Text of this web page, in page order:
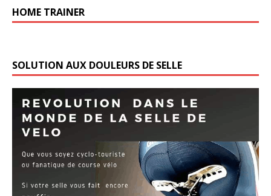
HOME TRAINER
SOLUTION AUX DOULEURS DE SELLE